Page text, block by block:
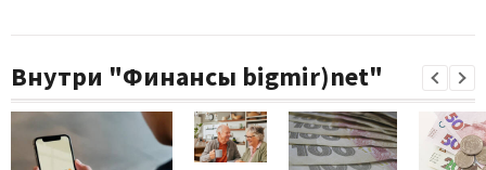
Внутри "Финансы bigmir)net"